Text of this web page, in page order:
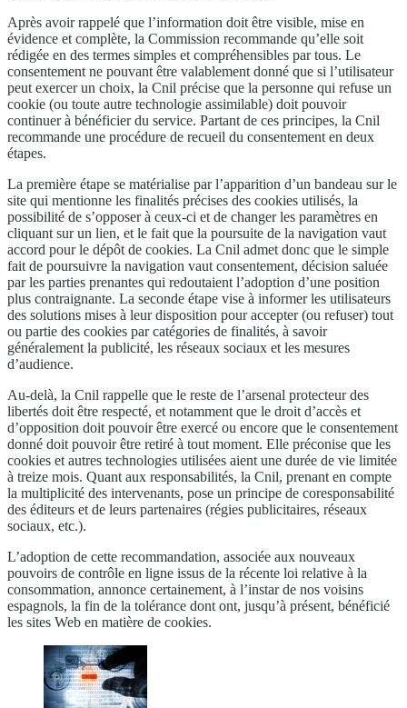
Après avoir rappelé que l’information doit être visible, mise en
évidence et complète, la Commission recommande qu’elle soit
rédigée en des termes simples et compréhensibles par tous. Le
consentement ne pouvant être valablement donné que si l’utilisateur
peut exercer un choix, la Cnil précise que la personne qui refuse un
cookie (ou toute autre technologie assimilable) doit pouvoir
continuer à bénéficier du service. Partant de ces principes, la Cnil
recommande une procédure de recueil du consentement en deux
étapes.
La première étape se matérialise par l’apparition d’un bandeau sur le
site qui mentionne les finalités précises des cookies utilisés, la
possibilité de s’opposer à ceux-ci et de changer les paramètres en
cliquant sur un lien, et le fait que la poursuite de la navigation vaut
accord pour le dépôt de cookies. La Cnil admet donc que le simple
fait de poursuivre la navigation vaut consentement, décision saluée
par les parties prenantes qui redoutaient l’adoption d’une position
plus contraignante. La seconde étape vise à informer les utilisateurs
des solutions mises à leur disposition pour accepter (ou refuser) tout
ou partie des cookies par catégories de finalités, à savoir
généralement la publicité, les réseaux sociaux et les mesures
d’audience.
Au-delà, la Cnil rappelle que le reste de l’arsenal protecteur des
libertés doit être respecté, et notamment que le droit d’accès et
d’opposition doit pouvoir être exercé ou encore que le consentement
donné doit pouvoir être retiré à tout moment. Elle préconise que les
cookies et autres technologies utilisées aient une durée de vie limitée
à treize mois. Quant aux responsabilités, la Cnil, prenant en compte
la multiplicité des intervenants, pose un principe de coresponsabilité
des éditeurs et de leurs partenaires (régies publicitaires, réseaux
sociaux, etc.).
L’adoption de cette recommandation, associée aux nouveaux
pouvoirs de contrôle en ligne issus de la récente loi relative à la
consommation, annonce certainement, à l’instar de nos voisins
espagnols, la fin de la tolérance dont ont, jusqu’à présent, bénéficié
les sites Web en matière de cookies.